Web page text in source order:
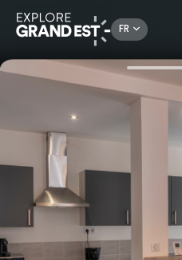
FR
Locations de vacances